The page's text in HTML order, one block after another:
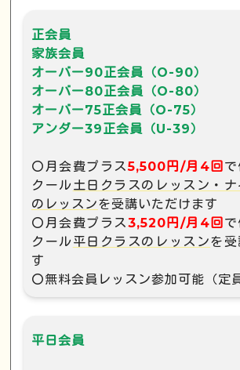
正会員
家族会員
オーバー90正会員（O-90）
オーバー80正会員（O-80）
オーバー75正会員（O-75）
アンダー39正会員（U-39）
〇月会費プラス5,500円/月4回
クール 土日クラスのレッスン・
のレッスンを受講いただけます
〇月会費プラス3,520円/月4回
クール 平日クラスのレッスンを
す
〇無料会員レッスン参加可能（定
平日会員